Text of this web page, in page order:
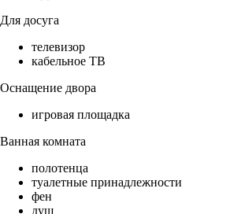
Для досуга
телевизор
кабельное ТВ
Оснащение двора
игровая площадка
Ванная комната
полотенца
туалетные принадлежности
фен
душ